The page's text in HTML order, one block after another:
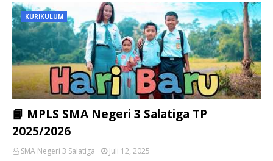
KURIKULUM
📘 MPLS SMA Negeri 3 Salatiga TP
2025/2026
SMA Negeri 3 Salatiga
Juli 12, 2025